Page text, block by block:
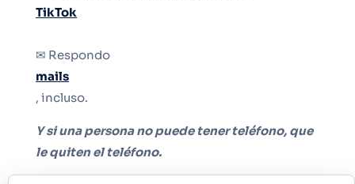
TikTok
✉ Respondo
mails
, incluso.
Y si una persona no puede tener teléfono, que
le quiten el teléfono.